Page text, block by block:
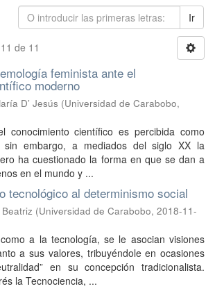
Ir
de 11
feminista ante el
moderno
D’ Jesús (Universidad de Carabobo,
conocimiento científico es percibida como
sin embargo, a mediados del siglo XX la
ha cuestionado la forma en que se dan a
en el mundo y ...
tecnológico al determinismo social
(Universidad de Carabobo, 2018-11-
a la tecnología, se le asocian visiones
a sus valores, tribuyéndole en ocasiones
en su concepción tradicionalista.
la Tecnociencia, ...